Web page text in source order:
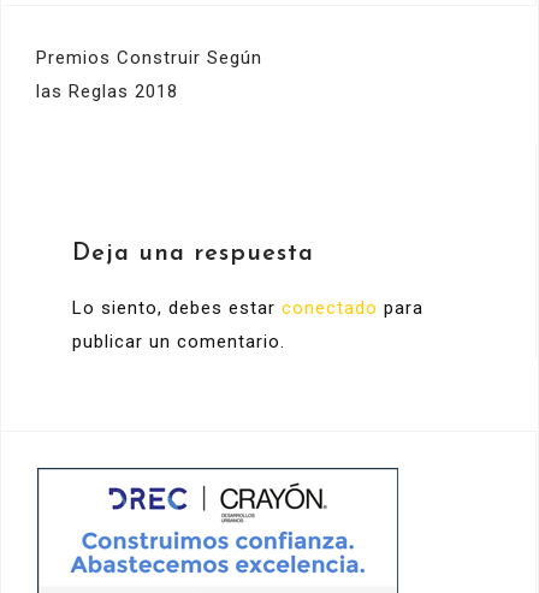
Navegación
de
Premios Construir Según
las Reglas 2018
Deja una respuesta
Lo siento, debes estar conectado para
publicar un comentario.